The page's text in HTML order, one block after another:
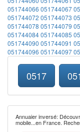
051744066 051744067
051744072 051744073
051744078 051744079
051744084051744085
051744090 051744091
051744096 051744097
0517
Annuaier inversé:
mobile...en France.